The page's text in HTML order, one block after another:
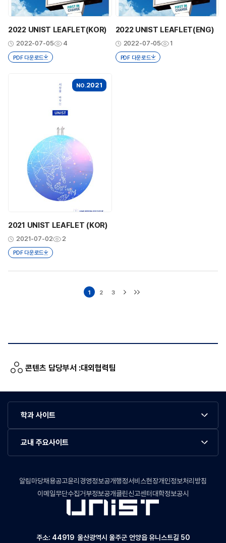
2022 UNIST LEAFLET(KOR)
2022-07-05 4
PDF 다운로드
2022 UNIST LEAFLET(ENG)
2022-07-05 1
PDF 다운로드
NO.2021
2021 UNIST LEAFLET (KOR)
2021-07-02 2
PDF 다운로드
1 2 3
콘텐츠 담당부서 :대외협력팀
학과 사이트
교내 주요사이트
주소: 44919 울산광역시 울주군 언양읍 유니스트길 50
알림마당채용공고윤리경영정보공개행정서비스현장개인정보처리방침
이메일무단수집거부정보공개클린신고센터대학정보공시